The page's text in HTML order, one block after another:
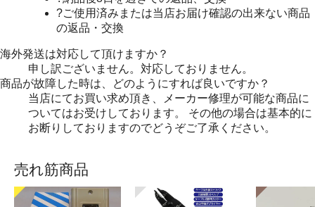
?ご使用済みまたは当店お届け確認の出来ない商品
の返品・交換
海外発送は対応して頂けますか？
申し訳ございません。対応しておりません。
商品が故障した時は、どのようにすれば良いですか？
当店にてお買い求め頂き、メーカー修理が可能な商品に
ついてはお受けしております。 その他の場合は基本的に
お断りしておりますのでどうぞご了承ください。
売れ筋商品